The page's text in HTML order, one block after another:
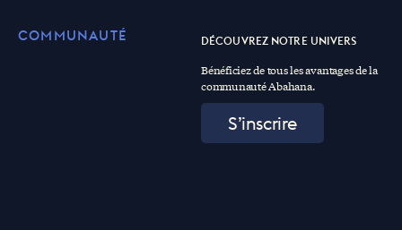
COMMUNAUTÉ DÉCOUVREZ NOTRE UNIVERS
Bénéficiez de tous les avantages de la
communauté Abahana.
S’inscrire